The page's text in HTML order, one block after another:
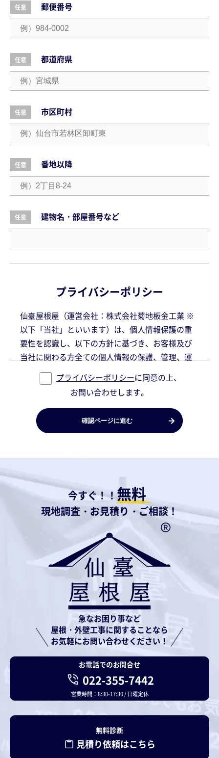
任意 郵便番号
任意 都道府県
任意 市区町村
任意 番地以降
任意 建物名・部屋番号など
プライバシーポリシー
仙臺屋根屋（運営会社：株式会社菊地板金工業 ※
以下「当社」といいます）は、個人情報保護の重
要性を認識し、以下の方針に基づき、お客様及び
当社に関わる方全ての個人情報の保護、管理、運
用、利用を徹底いたします。
個人に関する情報で、氏名、住所、電話番号、メ
ールアドレスなど個人を特定できる情報、または
1. 個人情報の取得
当社は、個人情報をお預かりする際には、その使
用目的を明らかにして、必要な範囲で公正に取得
2. 個人情報の利用
当社は、ご本人から同意を得た利用範囲、あるい
は法令等に基づく要請の範囲内で、個人情報を利
用いたします。 当社は、個人情報の取扱いを第三
者に委託する場合は、厳正な調査を行ったうえ、
個人情報の漏洩等を行わないよう契約により義務
づけ、適正な管理を行います。
3. 個人情報の管理の徹底
当社は、個人情報の管理者を任命し、個人情報の
不正利用、紛失、破壊、改ざん及び漏洩に対して
ッフに対して個人情報の取扱いについての適切な
管理を義務づけます。
プライバシーポリシーに同意の上、
お問い合わせします。
今すぐ！！無料
現地調査・お見積り・ご相談！
急なお困り事など
屋根・外壁工事に関することなら
お気軽にお問い合わせください！
お電話でのお問合せ
022-355-7442
営業時間：8:30-17:30 / 日曜定休
無料診断
見積り依頼はこちら